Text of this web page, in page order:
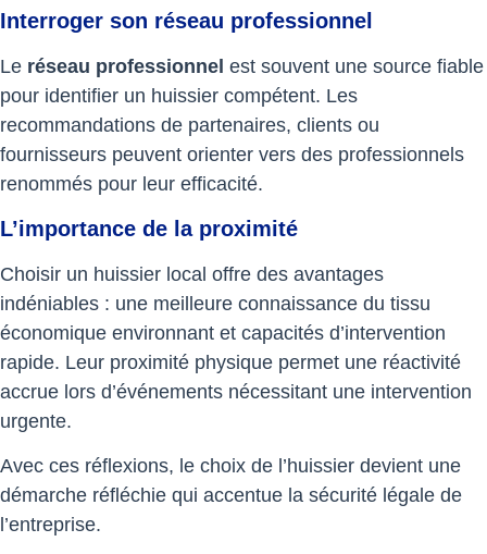
Interroger son réseau professionnel
Le réseau professionnel est souvent une source fiable
pour identifier un huissier compétent. Les
recommandations de partenaires, clients ou
fournisseurs peuvent orienter vers des professionnels
renommés pour leur efficacité.
L’importance de la proximité
Choisir un huissier local offre des avantages
indéniables : une meilleure connaissance du tissu
économique environnant et capacités d’intervention
rapide. Leur proximité physique permet une réactivité
accrue lors d’événements nécessitant une intervention
urgente.
Avec ces réflexions, le choix de l’huissier devient une
démarche réfléchie qui accentue la sécurité légale de
l’entreprise.